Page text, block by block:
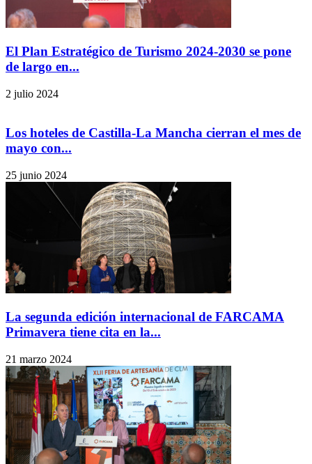
El Plan Estratégico de Turismo 2024-2030 se pone
de largo en...
2 julio 2024
Los hoteles de Castilla-La Mancha cierran el mes de
mayo con...
25 junio 2024
La segunda edición internacional de FARCAMA
Primavera tiene cita en la...
21 marzo 2024